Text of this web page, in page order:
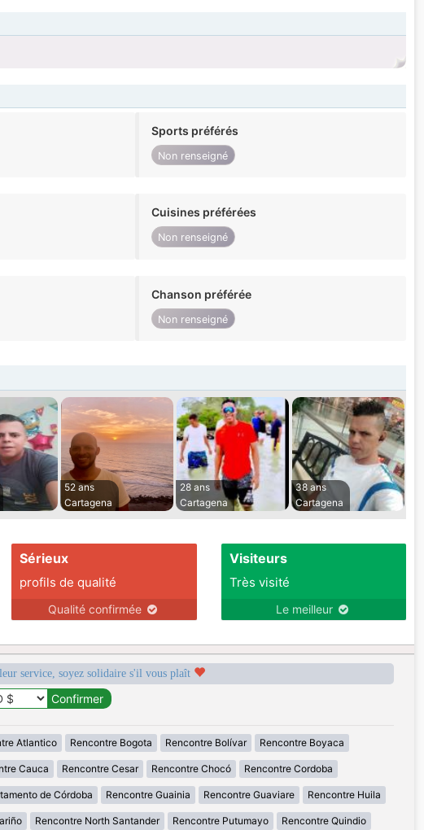
Sports préférés
Non renseigné
Cuisines préférées
Non renseigné
Chanson préférée
Non renseigné
52 ans
Cartagena
28 ans
Cartagena
38 ans
Cartagena
Sérieux
profils de qualité
Qualité confirmée
Visiteurs
Très visité
Le meilleur
service, soyez solidaire s'il vous plaît
Atlantico Rencontre Bogota Rencontre Bolívar Rencontre Boyaca
Cauca Rencontre Cesar Rencontre Chocó Rencontre Cordoba
de Córdoba Rencontre Guainia Rencontre Guaviare Rencontre Huila
Rencontre North Santander Rencontre Putumayo Rencontre Quindio